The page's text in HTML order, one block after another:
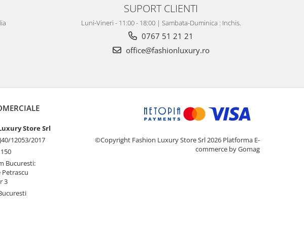
SUPORT CLIENTI
Luni-Vineri - 11:00 - 18:00 | Sambata-Duminica : Inchis.
0767 51 21 21
office@fashionluxury.ro
Store Srl
12053/2017
Bucuresti:
3
©Copyright Fashion Luxury Store Srl 2026 Platforma E-
commerce by Gomag